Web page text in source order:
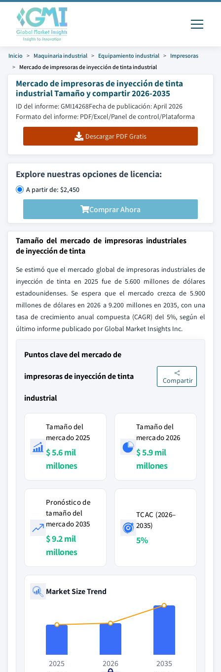
Inicio Maquinaria industrial Equipamiento industrial
Impresoras
Mercado de impresoras de inyección de tinta industrial
Mercado de impresoras de inyección de tinta
industrial Tamaño y compartir 2026-2035
ID del informe: GMI14268Fecha de publicación: April 2026
Formato del informe: PDF/Excel/Panel de control/Plataforma
Descargar PDF Gratis
Explore nuestras opciones de licencia:
A partir de: $2,450
Comprar Ahora
Tamaño del mercado de impresoras industriales
de inyección de tinta
Se estimó que el mercado global de impresoras industriales de
inyección de tinta en 2025 fue de 5.600 millones de dólares
estadounidenses. Se espera que el mercado crezca de 5.900
millones de dólares en 2026 a 9.200 millones en 2035, con una
tasa de crecimiento anual compuesta (CAGR) del 5%, según el
último informe publicado por Global Market Insights Inc.
Puntos clave del mercado de
impresoras de inyección de tinta
industrial
Compartir
Tamaño del
mercado 2025
$ 5.6 mil
millones
Tamaño del
mercado 2026
$ 5.9 mil
millones
Pronóstico de
tamaño del
mercado 2035
$ 9.2 mil
millones
TCAC (2026–
2035)
5%
Market Size Trend
2025
2026
2035